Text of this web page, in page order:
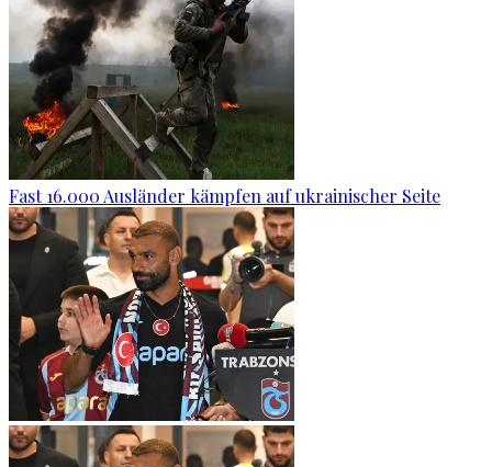
Fast 16.000 Ausländer kämpfen auf ukrainischer Seite